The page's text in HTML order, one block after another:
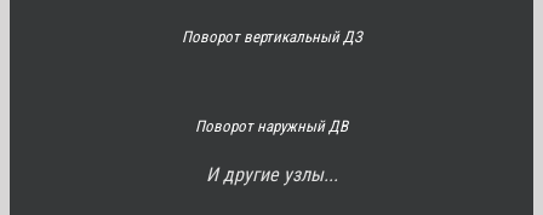
Поворот вертикальный ДЗ
Поворот наружный ДВ
И другие узлы...